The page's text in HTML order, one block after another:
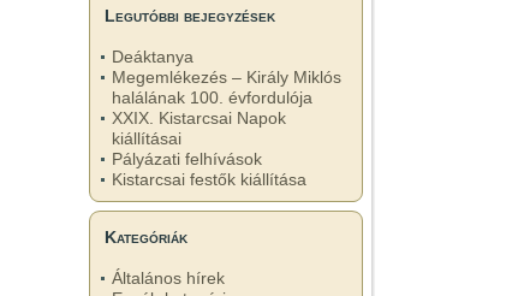
Legutóbbi bejegyzések
Deáktanya
Megemlékezés – Király Miklós
halálának 100. évfordulója
XXIX. Kistarcsai Napok
kiállításai
Pályázati felhívások
Kistarcsai festők kiállítása
Kategóriák
Általános hírek